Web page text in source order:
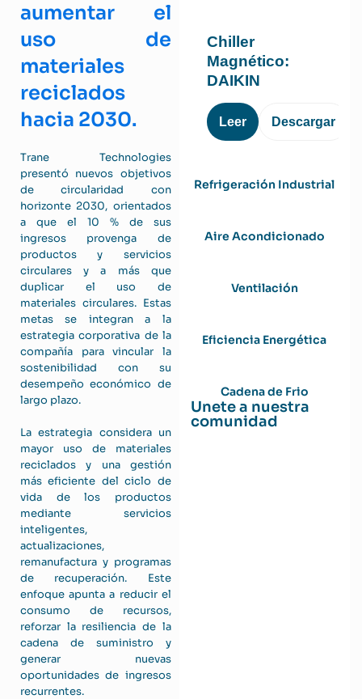
aumentar el
uso de
materiales
reciclados
hacia 2030.
Trane Technologies
presentó nuevos objetivos
de circularidad con
horizonte 2030, orientados
a que el 10 % de sus
ingresos provenga de
productos y servicios
circulares y a más que
duplicar el uso de
materiales circulares. Estas
metas se integran a la
estrategia corporativa de la
compañía para vincular la
sostenibilidad con su
desempeño económico de
largo plazo.
La estrategia considera un
mayor uso de materiales
reciclados y una gestión
más eficiente del ciclo de
vida de los productos
mediante servicios
inteligentes,
actualizaciones,
remanufactura y programas
de recuperación. Este
enfoque apunta a reducir el
consumo de recursos,
reforzar la resiliencia de la
cadena de suministro y
generar nuevas
oportunidades de ingresos
recurrentes.
Chiller
Magnético:
DAIKIN
Leer Descargar
Refrigeración Industrial
Aire Acondicionado
Ventilación
Eficiencia Energética
Cadena de Frio
Unete a nuestra
comunidad